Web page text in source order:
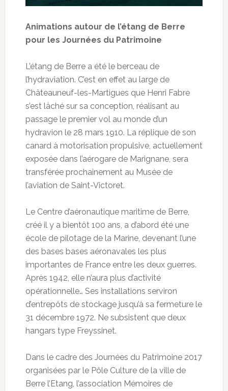
Animations autour de l’étang de Berre
pour les Journées du Patrimoine
L’étang de Berre a été le berceau de
l’hydraviation. C’est en effet au large de
Châteauneuf-les-Martigues que Henri Fabre
s’est lâché sur sa conception, réalisant au
passage le premier vol au monde d’un
hydravion le 28 mars 1910. La réplique de son
canard à motorisation propulsive, actuellement
exposée dans l’aérogare de Marignane, sera
transférée prochainement au Musée de
l’aviation de Saint-Victoret.
Le Centre d’aéronautique maritime de Berre,
créé il y a bientôt 100 ans, a d’abord été une
école de pilotage de la Marine, devenant l’une
des bases bases aéronavales les plus
importantes de France entre les deux guerres.
Après 1942, elle n’aura plus d’activité
opérationnelle… Ses installations serviron
d’entrepôts de stockage jusqu’à sa fermeture le
31 décembre 1972. Ne subsistent que deux
hangars type Freyssinet.
Dans le cadre des Journées du Patrimoine 2017
organisées par le Pôle Culture de la ville de
Berre l’Etang, l’association Mémoires de